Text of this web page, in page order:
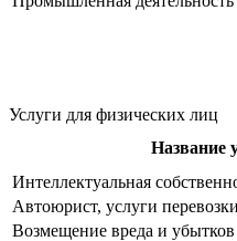
Услуги для физических лиц
Название
Интеллектуальная
Автоюрист, услуги перевозки
Возмещение вреда и убытков